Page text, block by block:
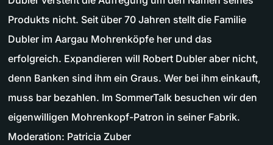
Produkts nicht. Seit über 70 Jahren stellt die Familie
Dubler im Aargau Mohrenköpfe her und das
erfolgreich. Expandieren will Robert Dubler aber nicht,
denn Banken sind ihm ein Graus. Wer bei ihm einkauft,
muss bar bezahlen. Im SommerTalk besuchen wir den
eigenwilligen Mohrenkopf-Patron in seiner Fabrik.
Moderation: Patricia Zuber